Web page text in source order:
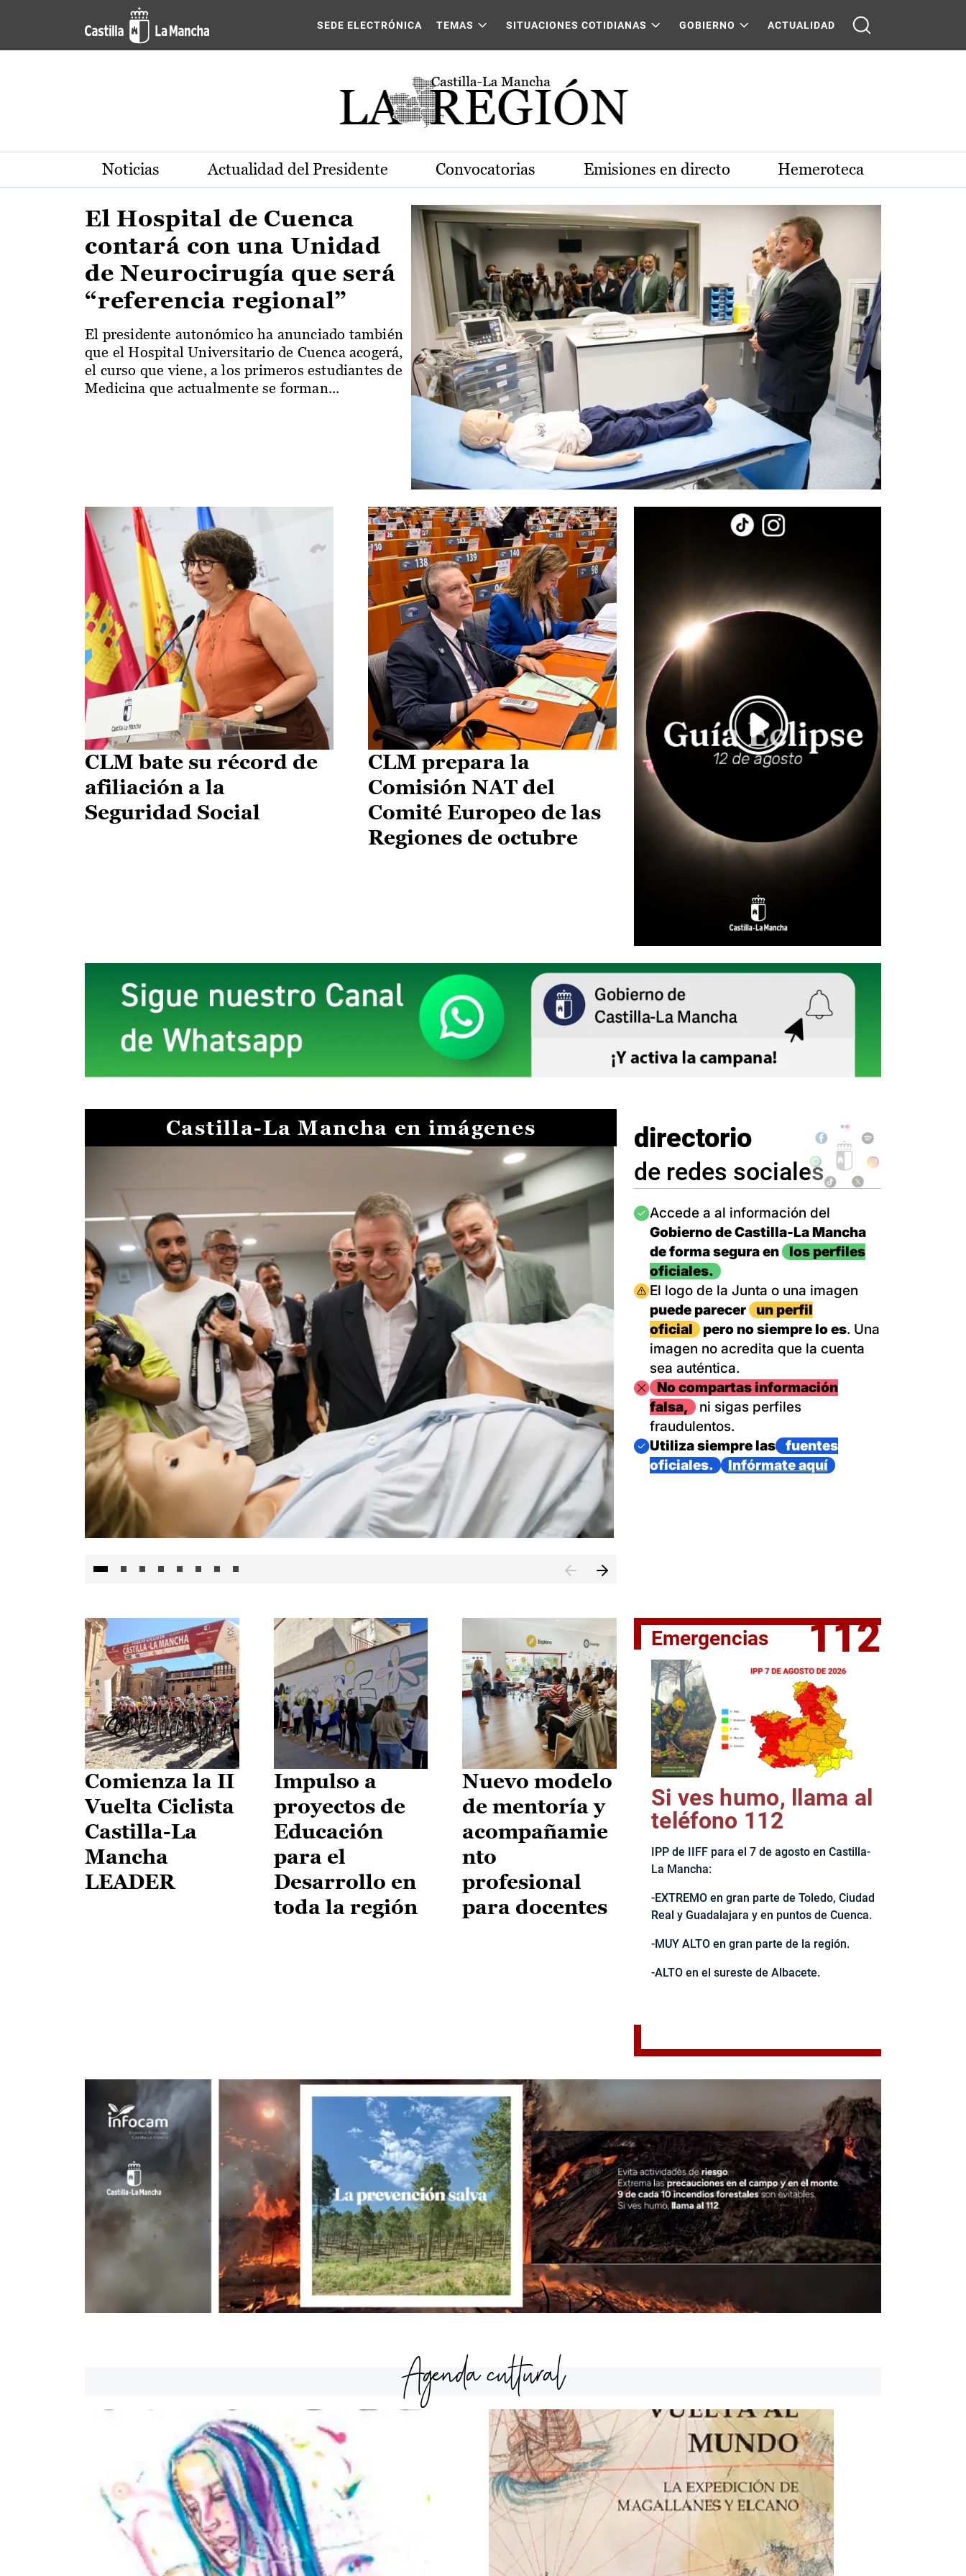
Pasar al contenido principal
Actualidad de la región de Castilla-La Mancha
SEDE ELECTRÓNICA TEMAS SITUACIONES COTIDIANAS GOBIERNO ACTUALIDAD
Noticias Actualidad del Presidente Convocatorias Emisiones en directo Hemeroteca
El Hospital de Cuenca
contará con una Unidad
de Neurocirugía que será
“referencia regional”
El presidente autonómico ha anunciado también
que el Hospital Universitario de Cuenca acogerá,
el curso que viene, a los primeros estudiantes de
Medicina que actualmente se forman...
CLM bate su récord de
afiliación a la
Seguridad Social
CLM prepara la
Comisión NAT del
Comité Europeo de las
Regiones de octubre
Castilla-La Mancha en imágenes
El jefe del Ejecutivo castellanomanchego, Emiliano García-
directorio
de redes sociales
Imagen
Accede a al información del
Gobierno de Castilla-La Mancha
de forma segura en
los perfiles
oficiales.
Imagen
El logo de la Junta o una imagen
puede parecer
un perfil
oficial
pero no siempre lo es. Una
imagen no acredita que la cuenta
sea auténtica.
ImagenNo compartas información
falsa,
ni sigas perfiles
fraudulentos.
Imagen
Utiliza siempre las
fuentes
oficiales.
Infórmate aquí
Comienza la II
Vuelta Ciclista
Castilla-La
Mancha
LEADER
Impulso a
proyectos de
Educación
para el
Desarrollo en
toda la región
Nuevo modelo
de mentoría y
acompañamie
nto
profesional
para docentes
Emergencias 112
Si ves humo, llama al
teléfono 112
IPP de IIFF para el 7 de agosto en Castilla-
La Mancha:
-EXTREMO en gran parte de Toledo, Ciudad
Real y Guadalajara y en puntos de Cuenca.
-MUY ALTO en gran parte de la región.
-ALTO en el sureste de Albacete.
Agenda cultural